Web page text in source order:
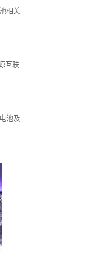
相关
互联
池及